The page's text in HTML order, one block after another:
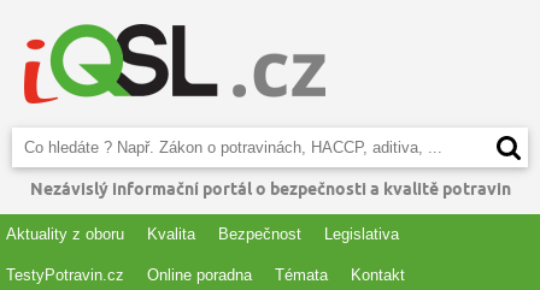
Nezávislý informační portál o bezpečnosti a kvalitě potravin
Aktuality z oboru Kvalita Bezpečnost Legislativa
TestyPotravin.cz Online poradna Témata Kontakt